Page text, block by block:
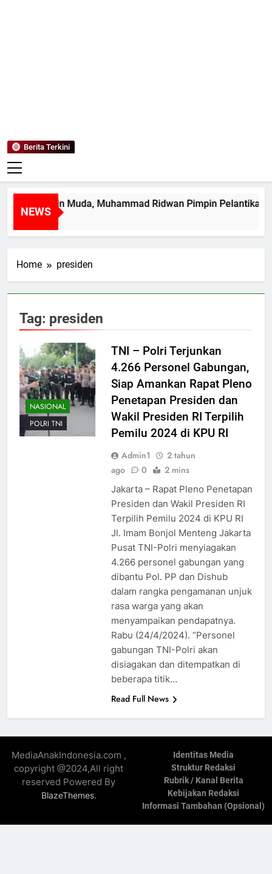
Berita Terkini
NEWS
Pemimpin Muda, Muhammad Ridwan Pimpin Pelantikan
Ago
Home presiden
Tag: presiden
NASIONAL
POLRI TNI
TNI – Polri Terjunkan
4.266 Personel Gabungan,
Siap Amankan Rapat Pleno
Penetapan Presiden dan
Wakil Presiden RI Terpilih
Pemilu 2024 di KPU RI
Admin1
2 tahun
ago
0 2 mins
Jakarta – Rapat Pleno Penetapan
Presiden dan Wakil Presiden RI
Terpilih Pemilu 2024 di KPU RI
Jl. Imam Bonjol Menteng Jakarta
Pusat TNI-Polri menyiagakan
4.266 personel gabungan yang
dibantu Pol. PP dan Dishub
dalam rangka pengamanan unjuk
rasa warga yang akan
menyampaikan pendapatnya.
Rabu (24/4/2024). “Personel
gabungan TNI-Polri akan
disiagakan dan ditempatkan di
beberapa titik…
Read Full News
MediaAnakIndonesia.com ,
copyright @2024,All right
reserved Powered By
BlazeThemes.
Identitas Media
Struktur Redaksi
Rubrik / Kanal Berita
Kebijakan Redaksi
Informasi Tambahan (Opsional)